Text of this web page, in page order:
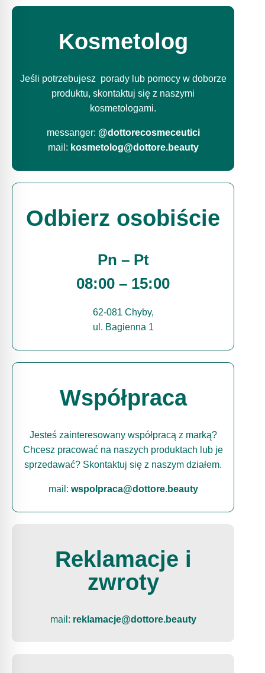
Kosmetolog
Jeśli potrzebujesz porady lub pomocy w doborze
produktu, skontaktuj się z naszymi
kosmetologami.
messanger: @dottorecosmeceutici
mail: kosmetolog@dottore.beauty
Odbierz osobiście
Pn – Pt
08:00 – 15:00
62-081 Chyby,
ul. Bagienna 1
Współpraca
Jesteś zainteresowany współpracą z marką?
Chcesz pracować na naszych produktach lub je
sprzedawać? Skontaktuj się z naszym działem.
mail: wspolpraca@dottore.beauty
Reklamacje i
zwroty
mail: reklamacje@dottore.beauty